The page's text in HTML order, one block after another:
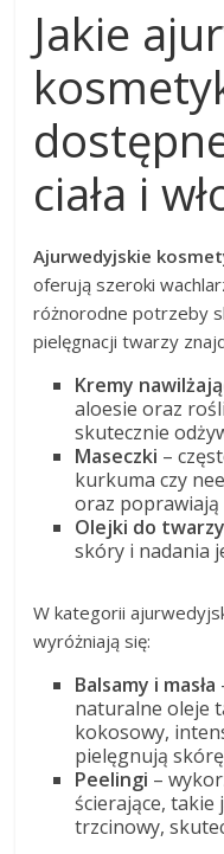
Jakie
ciała i
Ajurwedyjskie
oferują szeroki
różnorodne potrzeby
pielęgnacji twarzy
Kremy
aloesie oraz
skutecznie
Maseczki –
kurkuma czy
oraz
Olejki do twarzy
skóry i nadania
W kategorii
wyróżniają się:
Balsamy i masła
naturalne oleje
kokosowy,
pielęgnują
Peelingi –
ścierające, takie
trzcinowy,